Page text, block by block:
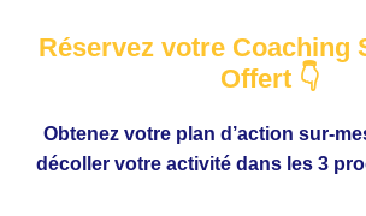
Réservez votre Coaching
Offert 👇
Obtenez votre plan d’action sur-
décoller votre activité dans les 3